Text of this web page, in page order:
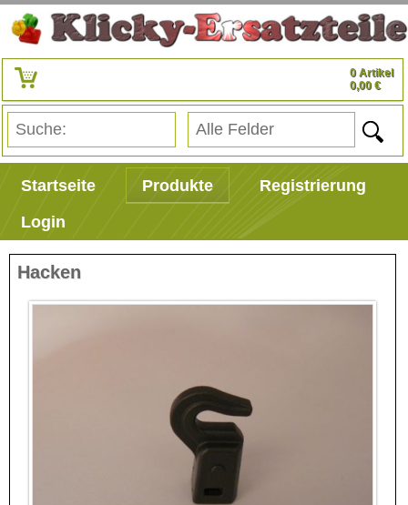
0 Artikel
0,00 €
Startseite Produkte
Registrierung
Login
Hacken